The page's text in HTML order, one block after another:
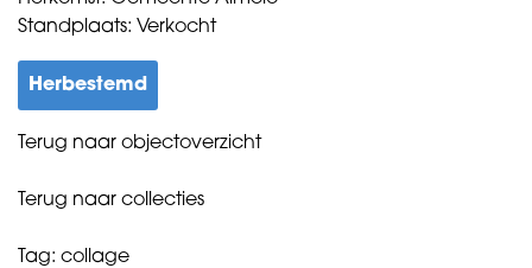
Standplaats: Verkocht
Herbestemd
Terug naar objectoverzicht
Terug naar collecties
Tag: collage